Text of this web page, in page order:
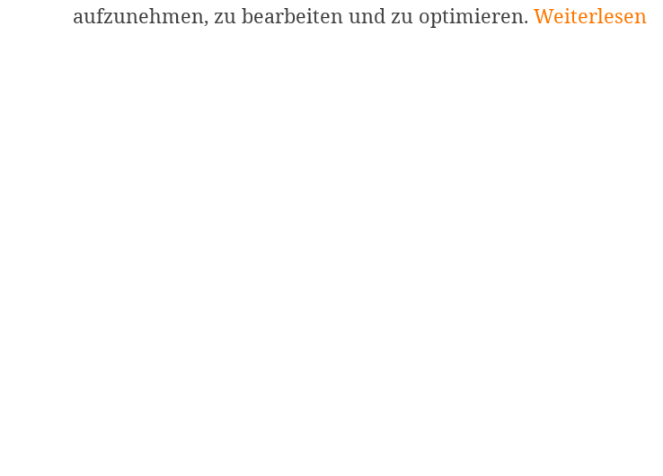
aufzunehmen, zu bearbeiten und zu optimieren. Die
Weiterlesen